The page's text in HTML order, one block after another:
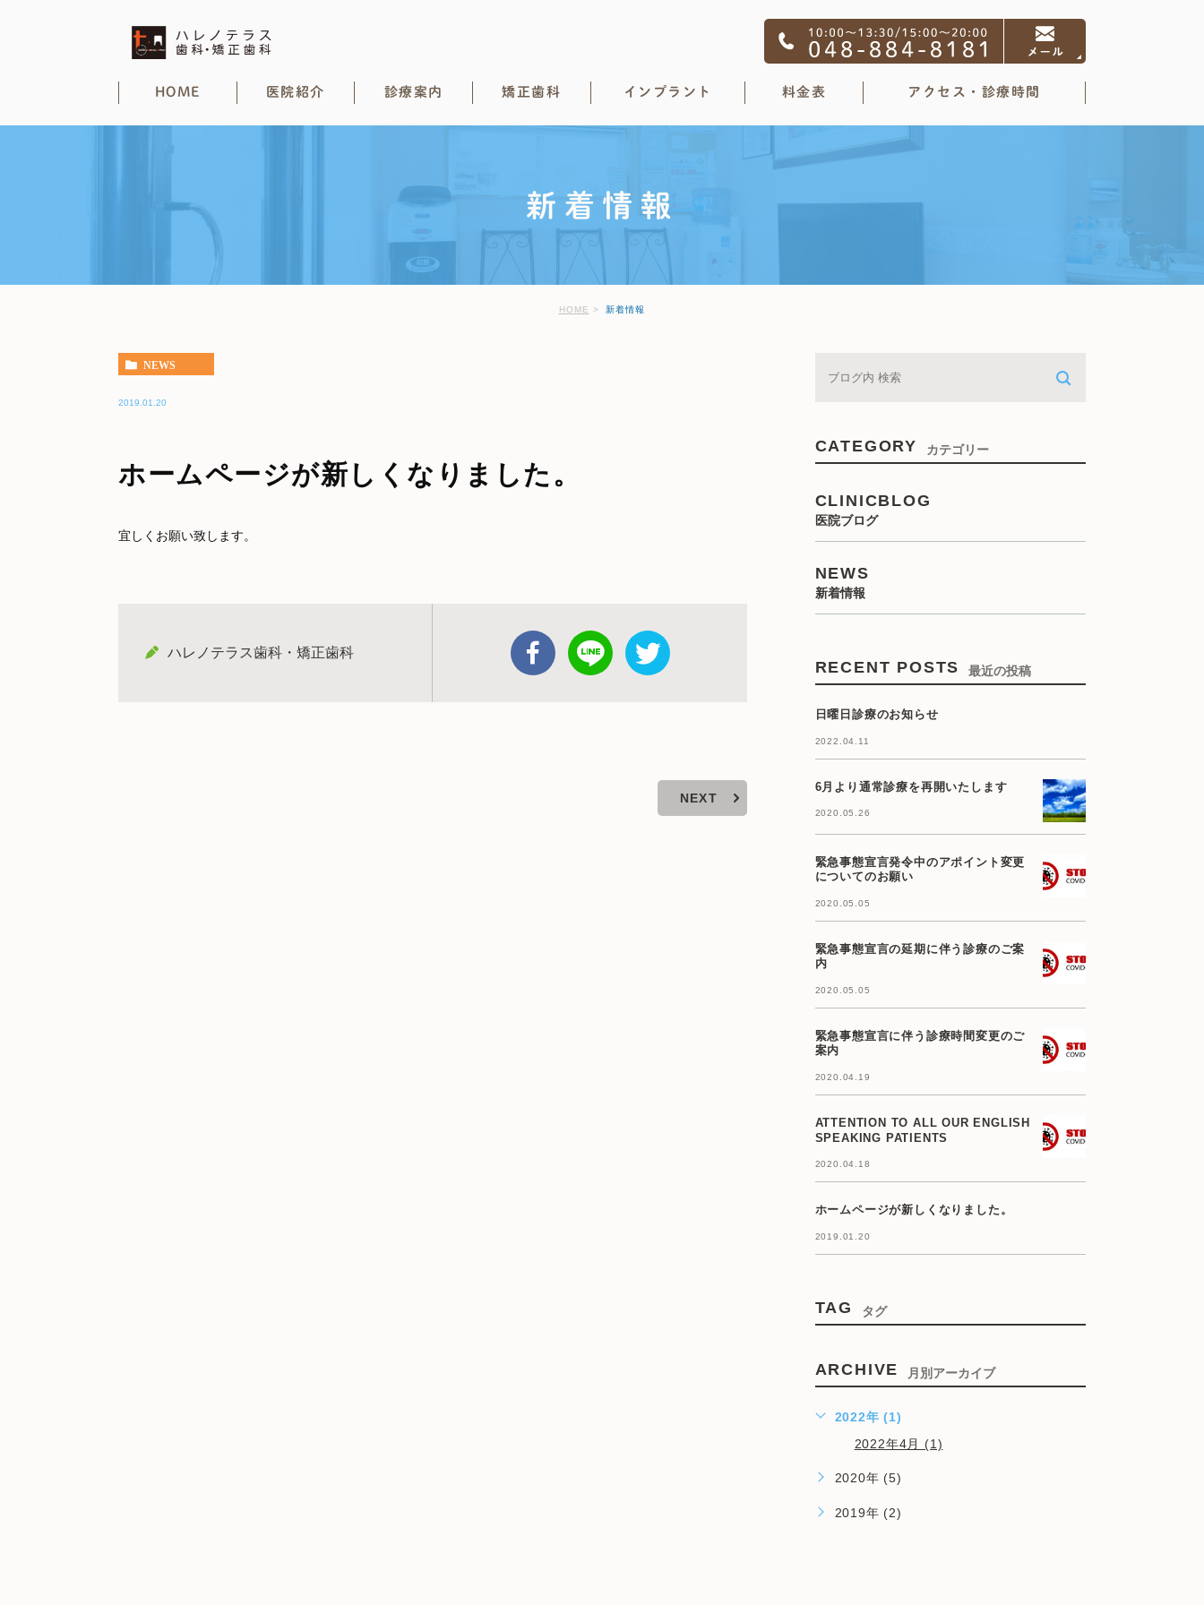
HOME 医院紹介 診療案内 矯正歯科 インプラント 料金表 アクセス・診療時間
新着情報
HOME 新着情報
NEWS
2019.01.20
ホームページが新しくなりました。
宜しくお願い致します。
ハレノテラス歯科・矯正歯科
NEXT
CATEGORY カテゴリー
CLINICBLOG
医院ブログ
NEWS
新着情報
RECENT POSTS 最近の投稿
日曜日診療のお知らせ
2022.04.11
6月より通常診療を再開いたします
2020.05.26
緊急事態宣言発令中のアポイント変更
についてのお願い
2020.05.05
緊急事態宣言の延期に伴う診療のご案
内
2020.05.05
緊急事態宣言に伴う診療時間変更のご
案内
2020.04.19
ATTENTION TO ALL OUR ENGLISH
SPEAKING PATIENTS
2020.04.18
ホームページが新しくなりました。
2019.01.20
TAG タグ
ARCHIVE 月別アーカイブ
2022年 (1)
2022年4月 (1)
2020年 (5)
2019年 (2)